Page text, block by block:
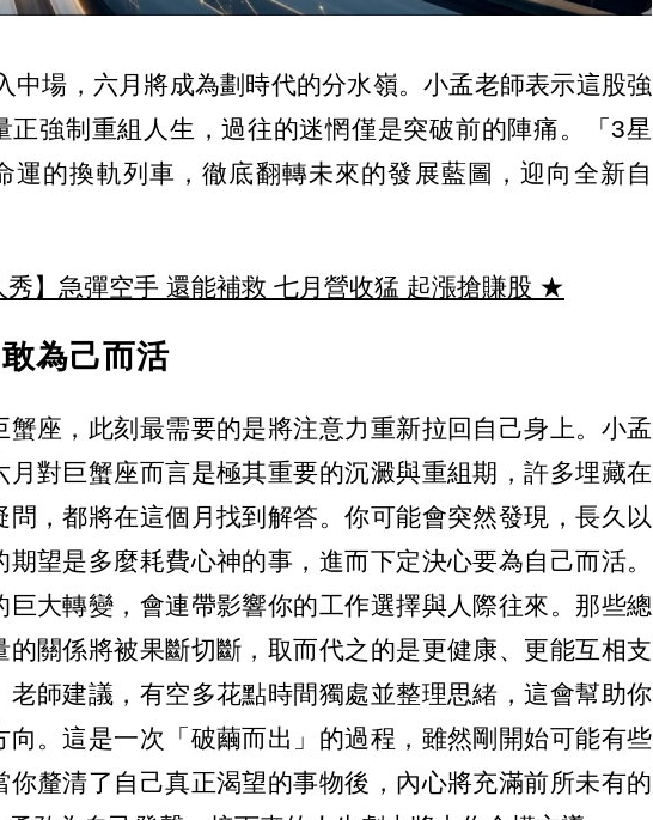
中場，六月將成為劃時代的分水嶺。小孟老師表示這股強
正強制重組人生，過往的迷惘僅是突破前的陣痛。「3星
運的換軌列車，徹底翻轉未來的發展藍圖，迎向全新自
】急彈空手 還能補救 七月營收猛 起漲搶賺股 ★
為己而活
蟹座，此刻最需要的是將注意力重新拉回自己身上。小孟
月對巨蟹座而言是極其重要的沉澱與重組期，許多埋藏在
問，都將在這個月找到解答。你可能會突然發現，長久以
期望是多麼耗費心神的事，進而下定決心要為自己而活。
巨大轉變，會連帶影響你的工作選擇與人際往來。那些總
的關係將被果斷切斷，取而代之的是更健康、更能互相支
老師建議，有空多花點時間獨處並整理思緒，這會幫助你
向。這是一次「破繭而出」的過程，雖然剛開始可能有些
你釐清了自己真正渴望的事物後，內心將充滿前所未有的